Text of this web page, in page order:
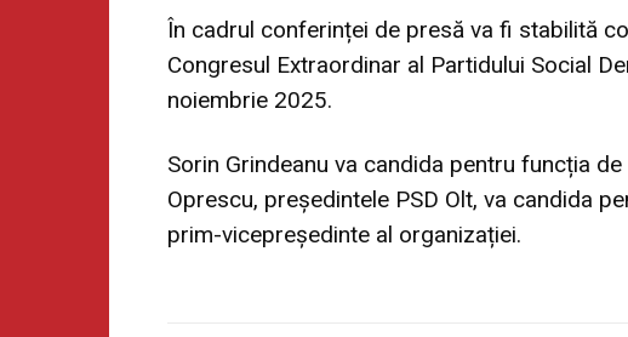
În cadrul conferinței de presă va fi stabilită
Congresul Extraordinar al Partidului Social
noiembrie 2025.
Sorin Grindeanu va candida pentru funcția
Oprescu, președintele PSD Olt, va candida
prim-vicepreședinte al organizației.